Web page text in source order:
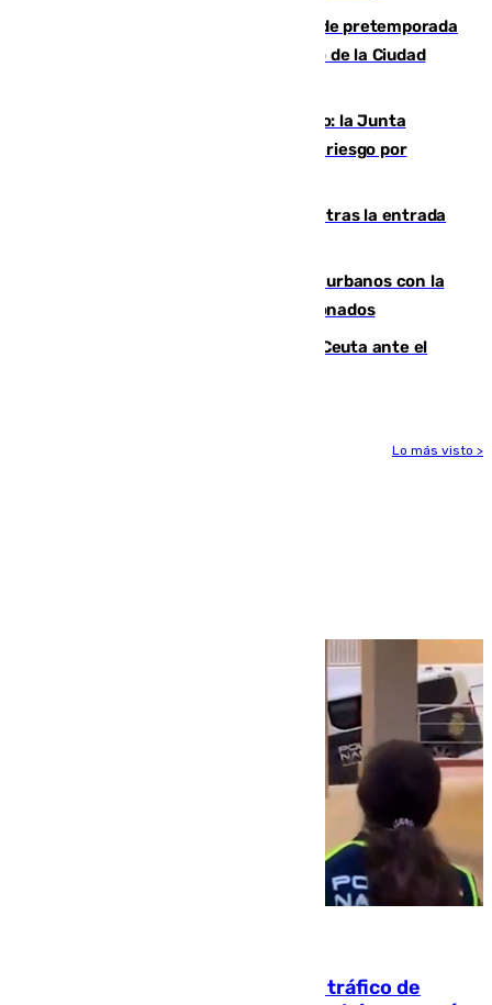
Málaga-Ceuta: cuarto compromiso de pretemporada
de los blanquiazules en busca del Trofeo de la Ciudad
Málaga, en alerta por el virus del Nilo: la Junta
decreta Campanillas como zona de alto riesgo por
El Gobierno registra 1.342 menores tras la entrada
Cádiz despide seis «puntos negros» urbanos con la
orden de retirada para quioscos abandonados
La Armada suma cuatro buques en Ceuta ante el
Lo más visto >
Cae una de las mayores redes de tráfico de